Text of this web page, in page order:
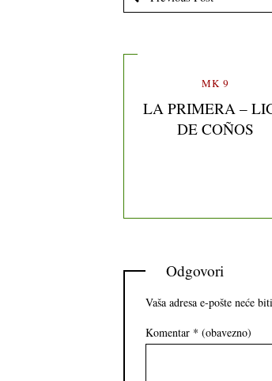
MK 9
LA PRIMERA –
DE COÑOS
Odgovori
Vaša adresa e-pošte neće
Komentar * (obavezno)